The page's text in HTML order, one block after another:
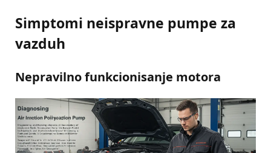
Simptomi neispravne pumpe za
vazduh
Nepravilno funkcionisanje motora